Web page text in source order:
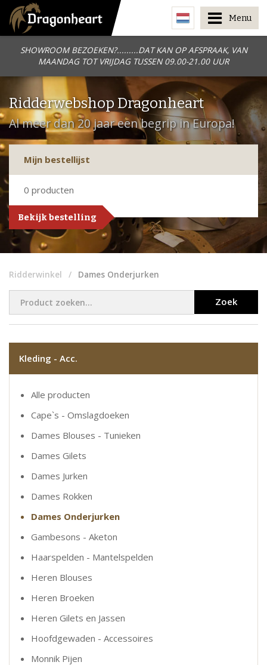
SHOWROOM BEZOEKEN?.........DAT KAN OP AFSPRAAK, VAN
MAANDAG TOT VRIJDAG TUSSEN 09.00-21.00 UUR
Menu
Ridderwebshop Dragonheart
Al meer dan 20 jaar een begrip in Europa!
Mijn bestellijst
0 producten
Bekijk bestelling
Ridderwinkel Dames Onderjurken
Zoek
Kleding - Acc.
Alle producten
Cape`s - Omslagdoeken
Dames Blouses - Tunieken
Dames Gilets
Dames Jurken
Dames Rokken
Dames Onderjurken
Gambesons - Aketon
Haarspelden - Mantelspelden
Heren Blouses
Heren Broeken
Heren Gilets en Jassen
Hoofdgewaden - Accessoires
Monnik Pijen